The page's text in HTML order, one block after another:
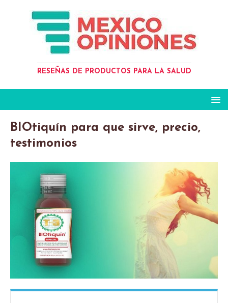
RESEÑAS DE PRODUCTOS PARA LA SALUD
BIOtiquín para que sirve, precio,
testimonios